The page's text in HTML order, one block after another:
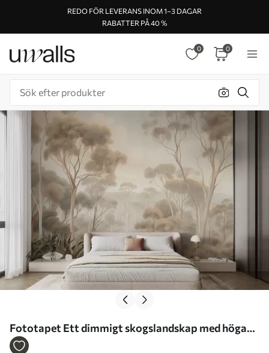
REDO FÖR LEVERANS INOM 1–3 DAGAR
RABATTER PÅ 40 %
0 0
Fototapet Ett dimmigt skogslandskap med höga
eukalyptusträd och böljande kullar under en molnig